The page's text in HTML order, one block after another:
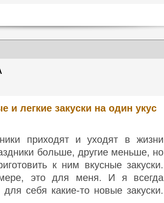
и легкие закуски на один укус
приходят и уходят в жизни
больше, другие меньше, но
к ним вкусные закуски.
это для меня. И я всегда
для себя какие-то новые закуски.